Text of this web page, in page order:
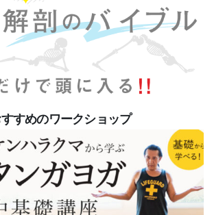
すめのワークショップ